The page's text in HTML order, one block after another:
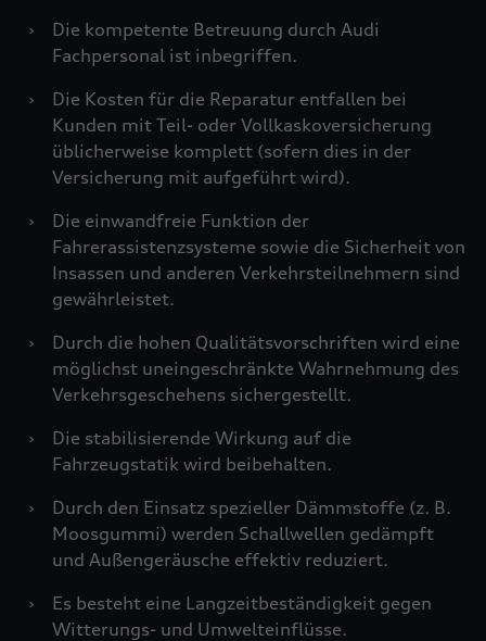
›
Die kompetente Betreuung durch Audi
Fachpersonal ist inbegriffen.
›
Die Kosten für die Reparatur entfallen bei
Kunden mit Teil- oder Vollkaskoversicherung
üblicherweise komplett (sofern dies in der
Versicherung mit aufgeführt wird).
›
Die einwandfreie Funktion der
Fahrerassistenzsysteme sowie die Sicherheit von
Insassen und anderen Verkehrsteilnehmern sind
gewährleistet.
›
Durch die hohen Qualitätsvorschriften wird eine
möglichst uneingeschränkte Wahrnehmung des
Verkehrsgeschehens sichergestellt.
›
Die stabilisierende Wirkung auf die
Fahrzeugstatik wird beibehalten.
›
Durch den Einsatz spezieller Dämmstoffe (z. B.
Moosgummi) werden Schallwellen gedämpft
und Außengeräusche effektiv reduziert.
›
Es besteht eine Langzeitbeständigkeit gegen
Witterungs- und Umwelteinflüsse.